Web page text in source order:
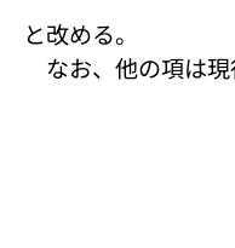
と改める。
なお、他の項は現